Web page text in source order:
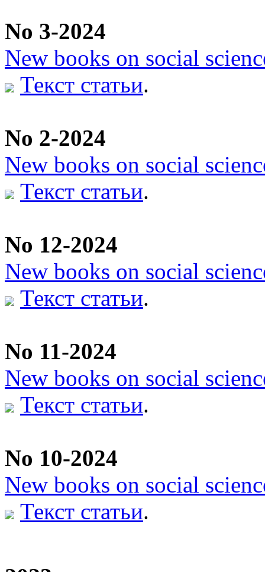
No 3-2024
New books on social
Текст статьи.
No 2-2024
New books on social
Текст статьи.
No 12-2024
New books on social
Текст статьи.
No 11-2024
New books on social
Текст статьи.
No 10-2024
New books on social
Текст статьи.